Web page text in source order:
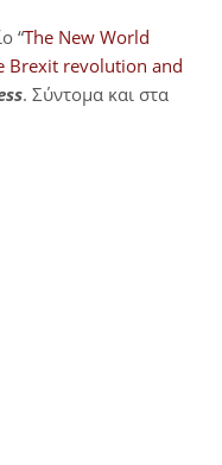
“The New World
Brexit revolution and
. Σύντομα και στα